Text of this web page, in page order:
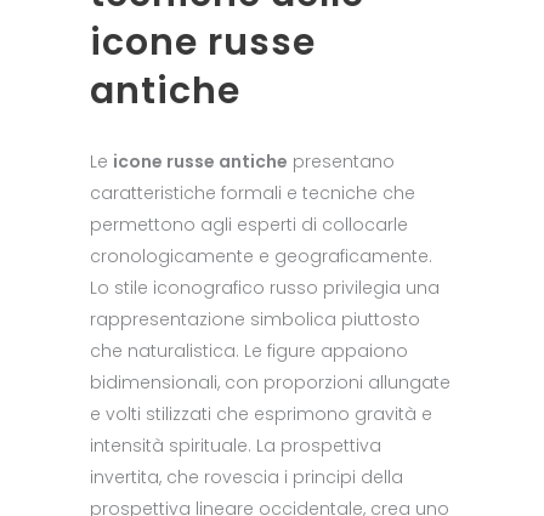
icone russe
antiche
Le icone russe antiche presentano
caratteristiche formali e tecniche che
permettono agli esperti di collocarle
cronologicamente e geograficamente.
Lo stile iconografico russo privilegia una
rappresentazione simbolica piuttosto
che naturalistica. Le figure appaiono
bidimensionali, con proporzioni allungate
e volti stilizzati che esprimono gravità e
intensità spirituale. La prospettiva
invertita, che rovescia i principi della
prospettiva lineare occidentale, crea uno